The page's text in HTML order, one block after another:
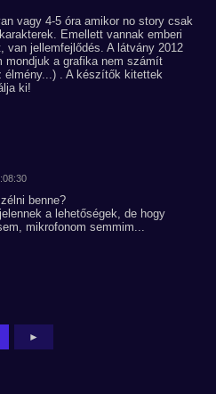
vagy 4-5 óra amikor no story csak
Emellett vannak emberi
van jellemfejlődés. A látvány 2012
mondjuk a grafika nem számít
élmény...) . A készítők kitettek
ki!
benne?
a lehetőségek, de hogy
mikrofonom semmim...
►